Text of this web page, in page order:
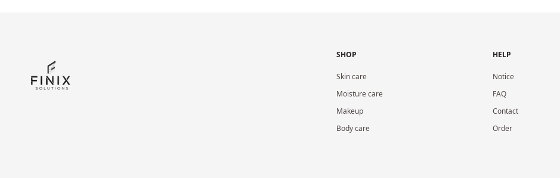
SHOP
Skin care
Moisture care
Makeup
Body care
HELP
Notice
FAQ
Contact
Order